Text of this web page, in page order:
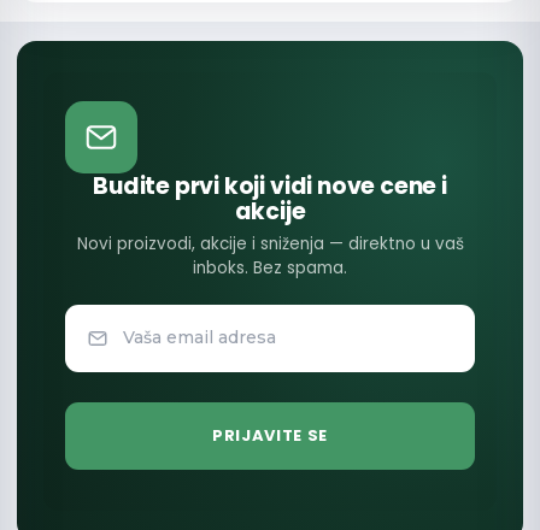
Budite prvi koji vidi nove cene i
akcije
Novi proizvodi, akcije i sniženja — direktno u vaš
inboks. Bez spama.